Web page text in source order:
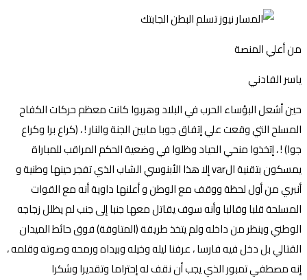
من أعلي المنصة
ياسر الفادني
حين أشعل البؤساء الحرب في البلاد وهربوا كانت معظم حركات الكفاح
المسلح التي وقعت علي إتفاق جوبا مابين الجنة والنار ! ، (كراع برا وكراع
جوا) ! ، إتخذوا منحي الحياد وظلوا في وضعية الحكم المراقب للمباراة
يمسكون بتقنية الvar إلا هذا الأبنوسي الشاب الذي تفجر حينها وطنية و
أنبري من أول لحظة ووقف مع الوطن و أعلنها داوية أنه مع القوات
المسلحة قلبا وقالبا وأنه سوف يقاتل معها جنبا إلى جنب لم يظلل زجاجه
الوطني وينظر من داخله ولم يتخذ طريقة (المتاوقة) فوق حائط الميدان
القتالي بل دخل فيه فارسا ، عرفنا ليله وخيله وبيداه ورمحه وصوته وقلمه ،
إنه مصطفي تمبور الذي يجب أن نقف له إحتراما وتقديرا وشكرا